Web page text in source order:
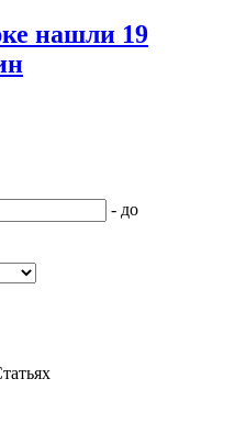
нашли 19
- до